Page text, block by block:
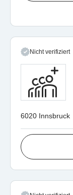
Nicht verifiziert
6020 Innsbruck